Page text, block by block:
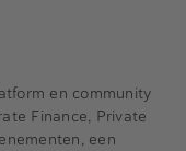
en community
Finance, Private
een